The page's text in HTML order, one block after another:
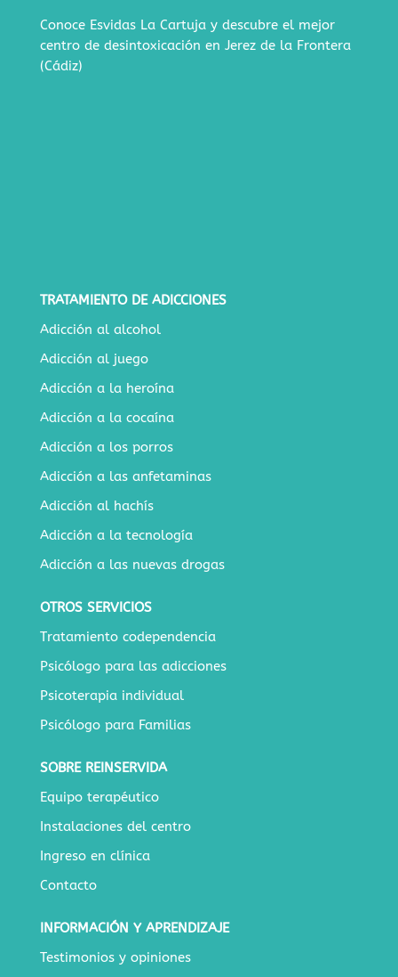
Conoce Esvidas La Cartuja y descubre el mejor
centro de desintoxicación en Jerez de la Frontera
(Cádiz)
TRATAMIENTO DE ADICCIONES
Adicción al alcohol
Adicción al juego
Adicción a la heroína
Adicción a la cocaína
Adicción a los porros
Adicción a las anfetaminas
Adicción al hachís
Adicción a la tecnología
Adicción a las nuevas drogas
OTROS SERVICIOS
Tratamiento codependencia
Psicólogo para las adicciones
Psicoterapia individual
Psicólogo para Familias
SOBRE REINSERVIDA
Equipo terapéutico
Instalaciones del centro
Ingreso en clínica
Contacto
INFORMACIÓN Y APRENDIZAJE
Testimonios y opiniones